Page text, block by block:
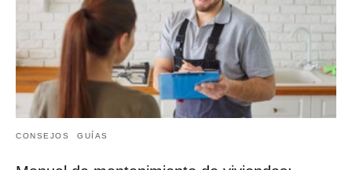
CONSEJOS GUÍAS